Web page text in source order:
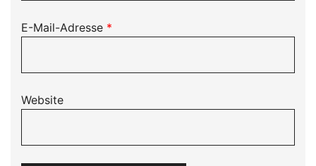
E-Mail-Adresse *
Website